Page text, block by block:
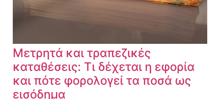
Μετρητά και τραπεζικές
καταθέσεις: Τι δέχεται η εφορία
και πότε φορολογεί τα ποσά ως
εισόδημα